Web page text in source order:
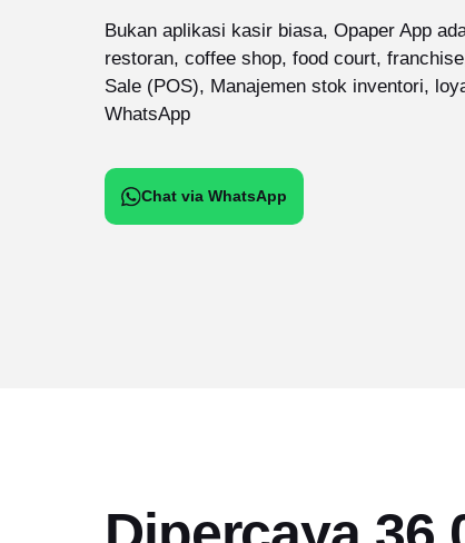
Bukan aplikasi kasir biasa, Opaper App
restoran, coffee shop, food court,
Sale (POS), Manajemen stok inventori,
WhatsApp
Chat via WhatsApp